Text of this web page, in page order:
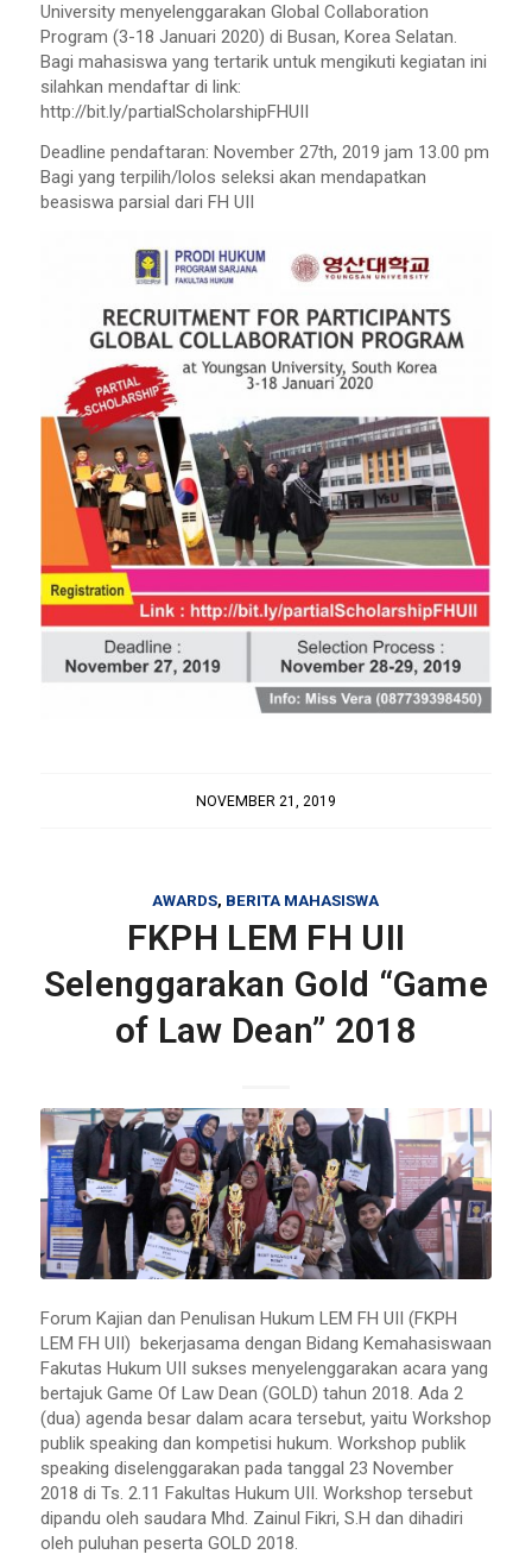
University menyelenggarakan Global Collaboration
Program (3-18 Januari 2020) di Busan, Korea Selatan.
Bagi mahasiswa yang tertarik untuk mengikuti kegiatan ini
silahkan mendaftar di link:
http://bit.ly/partialScholarshipFHUII
Deadline pendaftaran: November 27th, 2019 jam 13.00 pm
Bagi yang terpilih/lolos seleksi akan mendapatkan
beasiswa parsial dari FH UII
NOVEMBER 21, 2019
AWARDS, BERITA MAHASISWA
FKPH LEM FH UII
Selenggarakan Gold “Game
of Law Dean” 2018
Forum Kajian dan Penulisan Hukum LEM FH UII (FKPH
LEM FH UII) bekerjasama dengan Bidang Kemahasiswaan
Fakutas Hukum UII sukses menyelenggarakan acara yang
bertajuk Game Of Law Dean (GOLD) tahun 2018. Ada 2
(dua) agenda besar dalam acara tersebut, yaitu Workshop
publik speaking dan kompetisi hukum. Workshop publik
speaking diselenggarakan pada tanggal 23 November
2018 di Ts. 2.11 Fakultas Hukum UII. Workshop tersebut
dipandu oleh saudara Mhd. Zainul Fikri, S.H dan dihadiri
oleh puluhan peserta GOLD 2018.